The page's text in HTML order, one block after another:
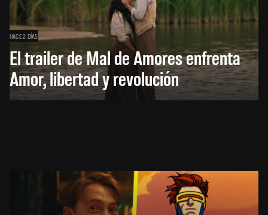
HACE 2 DÍAS
El trailer de Mal de Amores enfrenta
Amor, libertad y revolución